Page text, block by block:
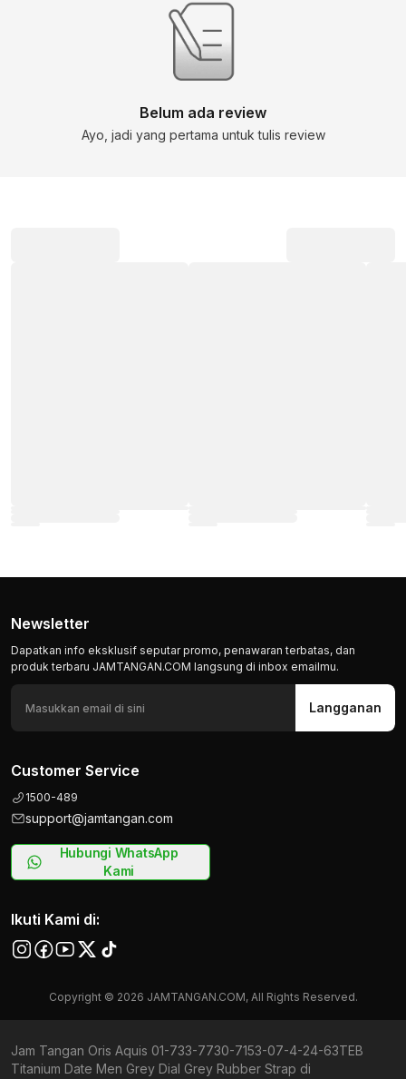
Newsletter
Dapatkan info eksklusif seputar promo, penawaran terbatas, dan
produk terbaru JAMTANGAN.COM langsung di inbox emailmu.
Langganan
Customer Service
1500-489
support@jamtangan.com
Hubungi WhatsApp
Kami
Ikuti Kami di:
Copyright © 2026 JAMTANGAN.COM, All Rights Reserved.
Jam Tangan Oris Aquis 01-733-7730-7153-07-4-24-63TEB
Titanium Date Men Grey Dial Grey Rubber Strap di
Belum ada review
Ayo, jadi yang pertama untuk tulis review